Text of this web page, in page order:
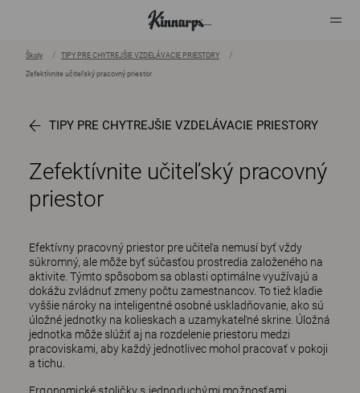
Školy TIPY PRE CHYTREJŠIE VZDELÁVACIE PRIESTORY
Zefektívnite učiteľský pracovný priestor
TIPY PRE CHYTREJŠIE VZDELÁVACIE PRIESTORY
Zefektívnite učiteľský pracovný
priestor
Efektívny pracovný priestor pre učiteľa nemusí byť vždy
súkromný, ale môže byť súčasťou prostredia založeného na
aktivite. Týmto spôsobom sa oblasti optimálne využívajú a
dokážu zvládnuť zmeny počtu zamestnancov. To tiež kladie
vyššie nároky na inteligentné osobné uskladňovanie, ako sú
úložné jednotky na kolieskach a uzamykateľné skrine. Úložná
jednotka môže slúžiť aj na rozdelenie priestoru medzi
pracoviskami, aby každý jednotlivec mohol pracovať v pokoji
a tichu.
Ergonomické stoličky s jednoduchými možnosťami